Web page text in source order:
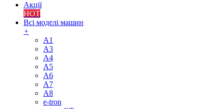
Акції
HOT
Всі моделі машин
+
A1
A3
A4
A5
A6
A7
A8
e-tron